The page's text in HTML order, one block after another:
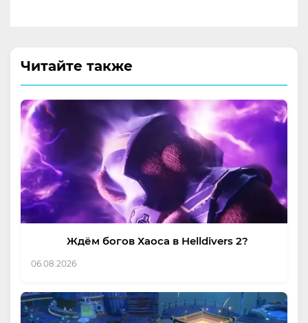
Читайте также
Ждём богов Хаоса в Helldivers 2?
06.08.2026